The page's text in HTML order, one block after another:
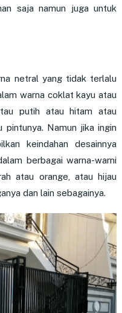
saja namun juga untuk
netral yang tidak terlalu
warna coklat kayu atau
putih atau hitam atau
pintunya. Namun jika ingin
keindahan desainnya
berbagai warna-warni
atau orange, atau hijau
dan lain sebagainya.